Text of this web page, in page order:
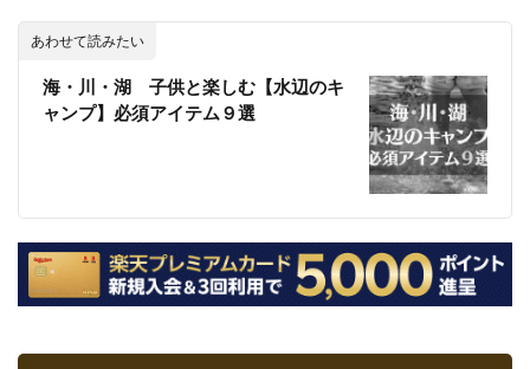
あわせて読みたい
海・川・湖 子供と楽しむ【水辺のキ
ャンプ】必須アイテム９選